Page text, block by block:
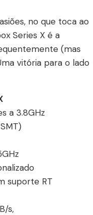
no que toca ao
Series X é a
(mas
vitória para o lado
a 3.8GHz
suporte RT
s,